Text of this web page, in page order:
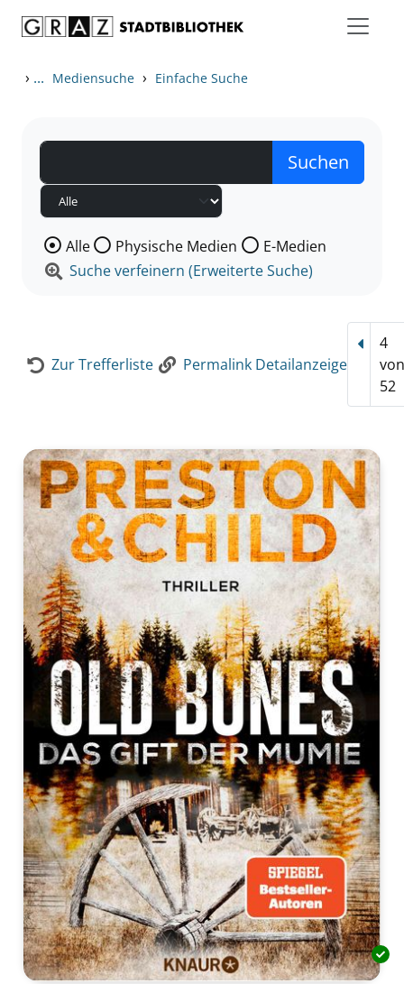
› ... Mediensuche › Einfache Suche
Wählen Sie die Medienart nach der Sie suchen wollen.
Alle Physische Medien
E-Medien
Suche verfeinern (Erweiterte Suche)
Zur Trefferliste Permalink Detailanzeige
4
52